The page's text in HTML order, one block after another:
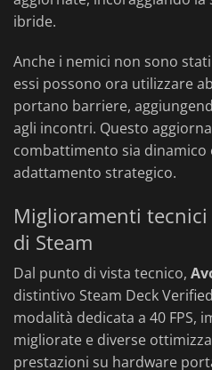
ibride.
Anche i nemici non sono
essi possono ora utilizzare
portano barriere,
agli incontri. Questo
combattimento sia dinamico
adattamento strategico.
Miglioramenti tecnici
di Steam
Dal punto di vista tecnico,
distintivo Steam Deck
modalità dedicata a 40 FPS,
migliorate e diverse
prestazioni su hardware